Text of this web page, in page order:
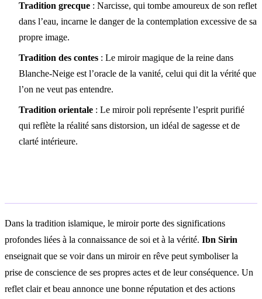
Tradition grecque : Narcisse, qui tombe amoureux de son reflet
dans l’eau, incarne le danger de la contemplation excessive de sa
propre image.
Tradition des contes : Le miroir magique de la reine dans
Blanche-Neige est l’oracle de la vanité, celui qui dit la vérité que
l’on ne veut pas entendre.
Tradition orientale : Le miroir poli représente l’esprit purifié
qui reflète la réalité sans distorsion, un idéal de sagesse et de
clarté intérieure.
Dans la tradition islamique, le miroir porte des significations
profondes liées à la connaissance de soi et à la vérité. Ibn Sirin
enseignait que se voir dans un miroir en rêve peut symboliser la
prise de conscience de ses propres actes et de leur conséquence. Un
reflet clair et beau annonce une bonne réputation et des actions